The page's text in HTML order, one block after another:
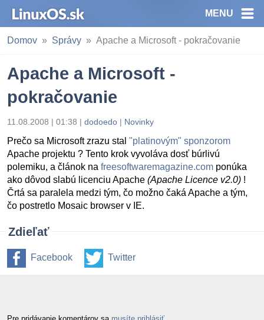
MENU
Domov Správy Apache a Microsoft - pokračovanie
Apache a Microsoft -
pokračovanie
11.08.2008 | 01:38 | dodoedo | Novinky
Prečo sa Microsoft zrazu stal "platinovým" sponzorom
Apache projektu ? Tento krok vyvoláva dosť búrlivú
polemiku, a článok na freesoftwaremagazine.com ponúka
ako dôvod slabú licenciu Apache (Apache Licence v2.0) !
Črtá sa paralela medzi tým, čo možno čaká Apache a tým,
čo postretlo Mosaic browser v IE.
Zdieľať
Facebook Twitter